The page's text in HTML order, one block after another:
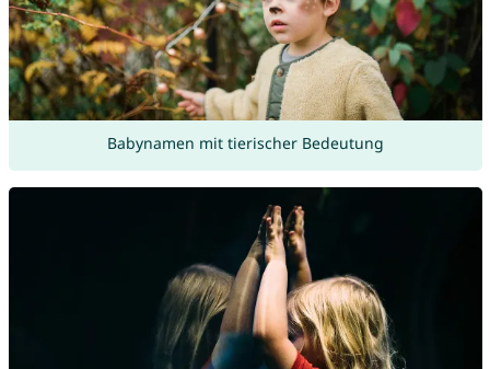
Babynamen mit tierischer Bedeutung